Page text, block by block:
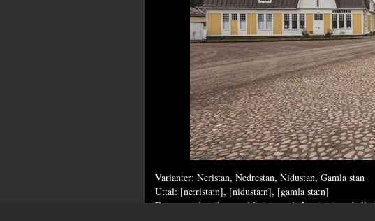
Varianter: Neristan, Nedrestan, Nidustan, Gamla stan
Uttal: [ne:rista:n], [nidusta:n], [gamla sta:n]
Ett gammalt trähusområde i centrala Lovisa även